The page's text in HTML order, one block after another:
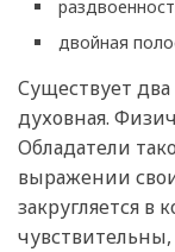
двойная
Существует
духовная.
Обладатели
выражении
закругляется